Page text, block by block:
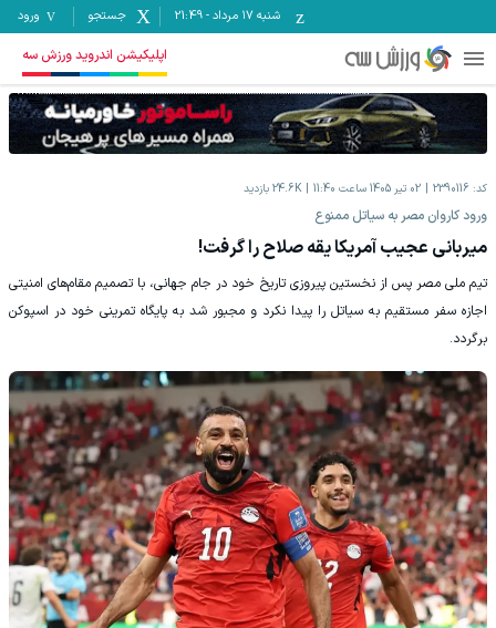
شنبه ۱۷ مرداد -
21:49 جستجو ورود
اپلیکیشن اندروید ورزش سه
کد: 2390116 02 تیر 1405 ساعت 11:40 24.6K بازدید
ورود کاروان مصر به سیاتل ممنوع
میربانی عجیب آمریکا یقه صلاح را گرفت!
تیم ملی مصر پس از نخستین پیروزی تاریخ خود در جام جهانی، با تصمیم مقام‌های امنیتی
اجازه سفر مستقیم به سیاتل را پیدا نکرد و مجبور شد به پایگاه تمرینی خود در اسپوکن
برگردد.